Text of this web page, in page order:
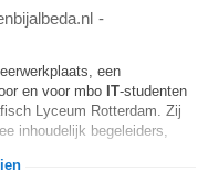
-
een
en voor mbo IT-studenten
Lyceum Rotterdam. Zij
inhoudelijk begeleiders,